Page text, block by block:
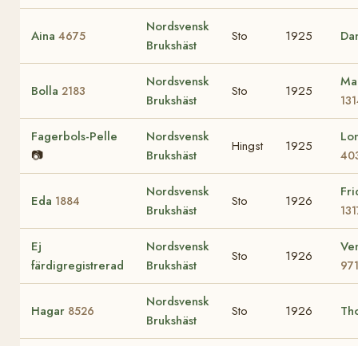
Aina 4675
Nordsvensk
Brukshäst
Sto 1925
Bolla 2183
Nordsvensk
Brukshäst
Sto 1925
Fagerbols-Pelle
📷
Nordsvensk
Brukshäst
Hingst 1925
Eda 1884
Nordsvensk
Brukshäst
Sto 1926
Ej
färdigregistrerad
Nordsvensk
Brukshäst
Sto 1926
971
Hagar 8526
Nordsvensk
Brukshäst
Sto 1926